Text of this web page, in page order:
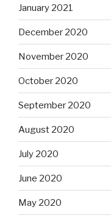
January 2021
December 2020
November 2020
October 2020
September 2020
August 2020
July 2020
June 2020
May 2020